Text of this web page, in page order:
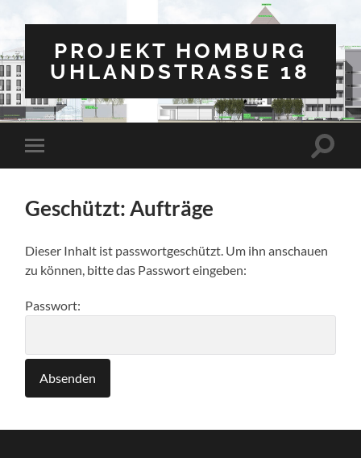
PROJEKT HOMBURG
UHLANDSTRASSE 18
Mobile-
Menü
Geschützt: Aufträge
Dieser Inhalt ist passwortgeschützt. Um ihn anschauen
zu können, bitte das Passwort eingeben:
Passwort: